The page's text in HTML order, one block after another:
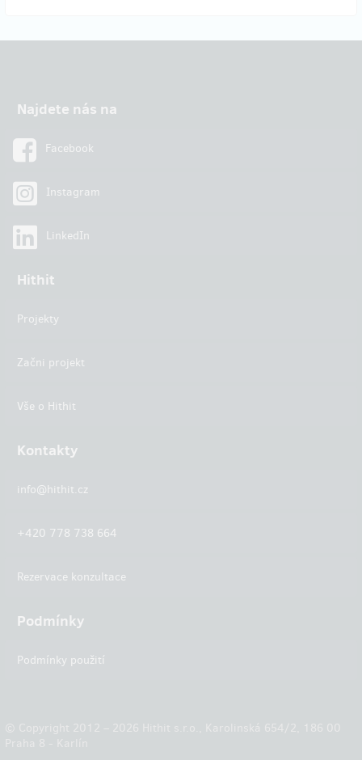
Najdete nás na
Facebook
Instagram
LinkedIn
Hithit
Projekty
Začni projekt
Vše o Hithit
Kontakty
info@hithit.cz
+420 778 738 664
Rezervace konzultace
Podmínky
Podmínky použití